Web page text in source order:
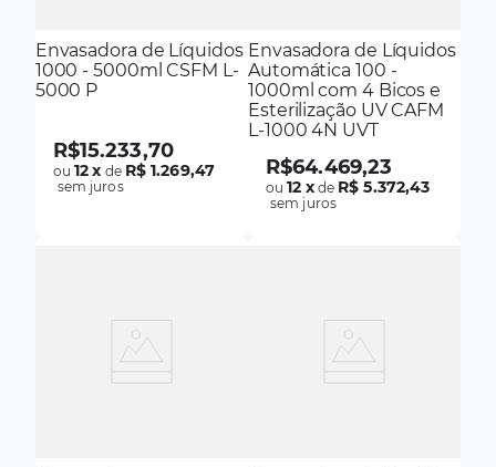
Envasadora de Líquidos
1000 - 5000ml CSFM L-
5000 P
R$15.233,70
ou12x de R$ 1.269,47
sem juros
Envasadora de Líquidos
Automática 100 -
1000ml com 4 Bicos e
Esterilização UV CAFM
L-1000 4N UVT
R$64.469,23
ou12 xde R$ 5.372,43
sem juros